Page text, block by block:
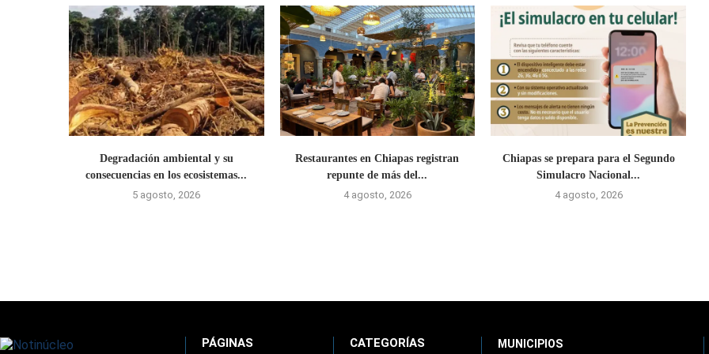
Degradación ambiental y su
consecuencias en los ecosistemas...
5 agosto, 2026
Restaurantes en Chiapas registran
repunte de más del...
4 agosto, 2026
Chiapas se prepara para el Segundo
Simulacro Nacional...
4 agosto, 2026
PÁGINAS CATEGORÍAS MUNICIPIOS